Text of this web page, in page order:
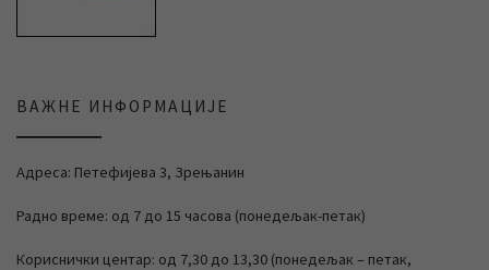
ВАЖНЕ ИНФОРМАЦИЈЕ
Адреса: Петефијева 3, Зрењанин
Радно време: од 7 до 15 часова (понедељак-петак)
Кориснички центар: од 7,30 до 13,30 (понедељак – петак,